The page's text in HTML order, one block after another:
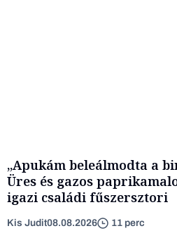
„Apukám beleálmodta a
Üres és gazos
igazi családi fűszersztori
Kis Judit08.08.2026 11 perc